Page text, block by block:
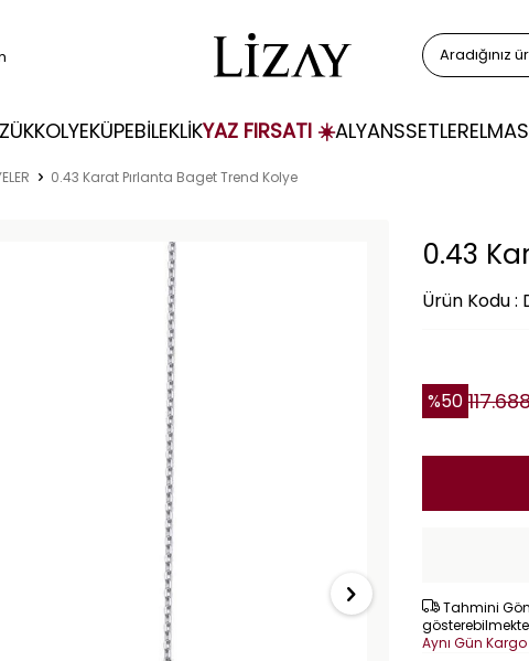
KOLYEKÜPEBİLEKLİKYAZ FIRSATI ☀️ALYANSSETLERELMAS
0.43 Karat Pırlanta Baget Trend Kolye
0.43
Ürün Kodu :
%50
Tahmini
Aynı Gün Kargo